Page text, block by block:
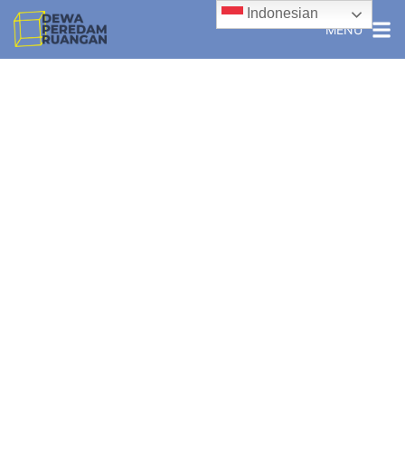
MENU
Indonesian